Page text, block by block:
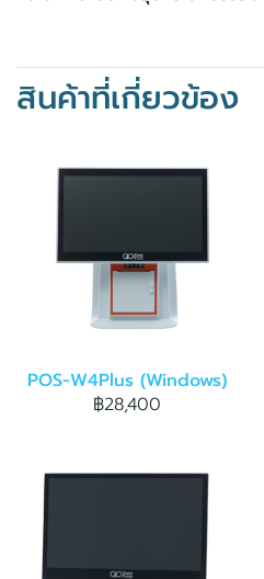
สินค้าที่เกี่ยวข้อง
POS-W4Plus (Windows)
฿28,400